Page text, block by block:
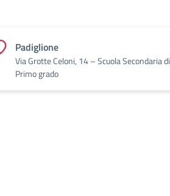
Padiglione
Via Grotte Celoni, 14 – Scuola Secondaria di
Primo grado